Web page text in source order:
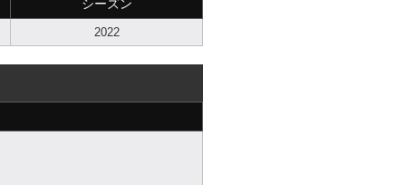
シーズン
2022